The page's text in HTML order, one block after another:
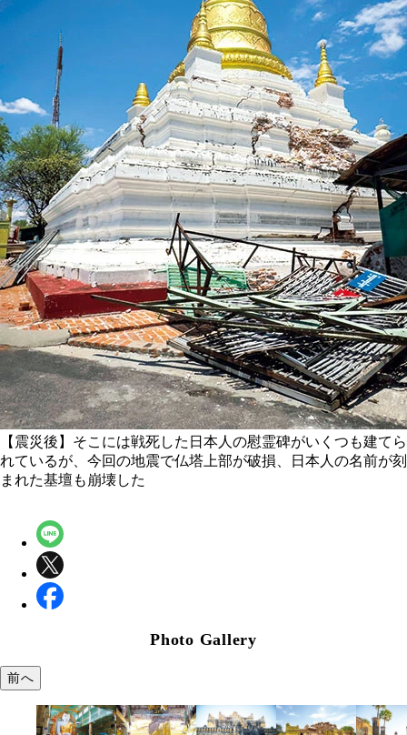
【震災後】そこには戦死した日本人の慰霊碑がいくつも建てら
れているが、今回の地震で仏塔上部が破損、日本人の名前が刻
まれた基壇も崩壊した
Photo Gallery
前へ